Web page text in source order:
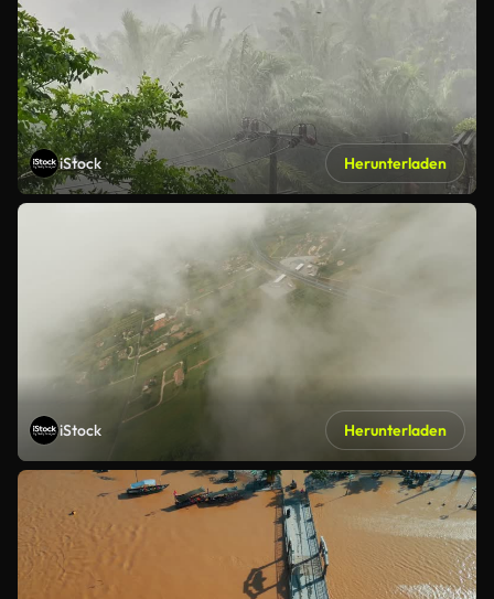
iStock Herunterladen
iStock Herunterladen